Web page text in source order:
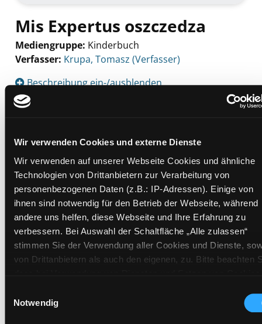
Wir verwenden Cookies und externe Dienste
Wir verwenden auf unserer Webseite Cookies und ähnliche
Technologien von Drittanbietern zur Verarbeitung von
personenbezogenen Daten (z.B.: IP-Adressen). Einige von
ihnen sind notwendig für den Betrieb der Webseite, während
andere uns helfen, diese Webseite und Ihre Erfahrung zu
verbessern. Bei Auswahl der Schaltfläche „Alle zulassen“
stimmen Sie der Verwendung aller Cookies und Dienste,
von Drittanbietern als auch den eigenen, zu. Bitte beachten
(Länder außerhalb des EWR ohne adäquates
Datenschutzniveau) stattfinden kann. In diesem
Notwendig
Mis Expertus oszczedza
Mediengruppe: Kinderbuch
Verfasser: Suche nach diesem Verfasser
Krupa, Tomasz (Verfasser)
Beschreibung ein-/ausblenden
Mehr Informationen ein-/ausblenden
Exemplare
Zweigstelle:Süd - Lauzilgasse
Signatur:JF.SP KRU
Standort 2:Ausleihe
Status: Verfügbar
Vorbestellungen: 0
Barcode: